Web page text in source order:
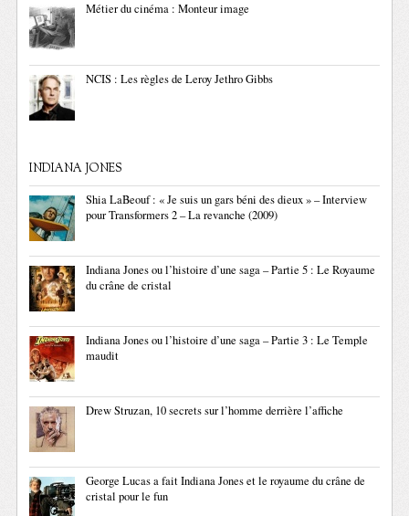
Métier du cinéma : Monteur image
NCIS : Les règles de Leroy Jethro Gibbs
INDIANA JONES
Shia LaBeouf : « Je suis un gars béni des dieux » – Interview
pour Transformers 2 – La revanche (2009)
Indiana Jones ou l’histoire d’une saga – Partie 5 : Le Royaume
du crâne de cristal
Indiana Jones ou l’histoire d’une saga – Partie 3 : Le Temple
maudit
Drew Struzan, 10 secrets sur l’homme derrière l’affiche
George Lucas a fait Indiana Jones et le royaume du crâne de
cristal pour le fun